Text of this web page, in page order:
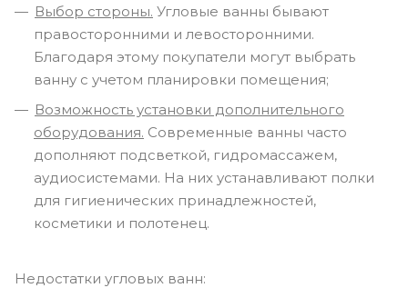
Выбор стороны. Угловые ванны бывают
правосторонними и левосторонними.
Благодаря этому покупатели могут выбрать
ванну с учетом планировки помещения;
Возможность установки дополнительного
оборудования. Современные ванны часто
дополняют подсветкой, гидромассажем,
аудиосистемами. На них устанавливают полки
для гигиенических принадлежностей,
косметики и полотенец.
Недостатки угловых ванн: